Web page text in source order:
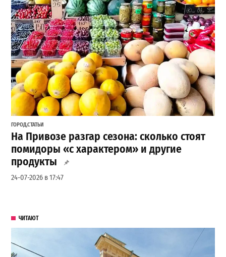
ГОРОД,СТАТЬИ
На Привозе разгар сезона: сколько стоят
помидоры «с характером» и другие
продукты
24-07-2026 в 17:47
ЧИТАЮТ